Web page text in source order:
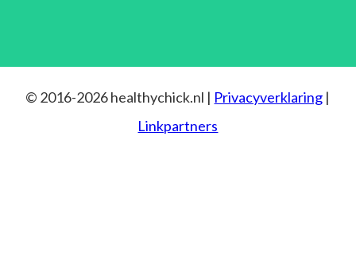
© 2016-2026 healthychick.nl | Privacyverklaring |
Linkpartners